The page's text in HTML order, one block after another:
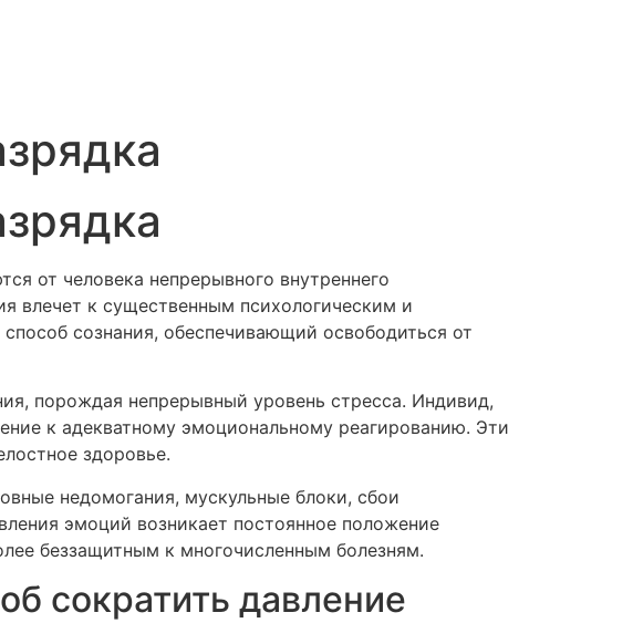
от человека непрерывного внутреннего
влечет к существенным психологическим и
сознания, обеспечивающий освободиться от
порождая непрерывный уровень стресса. Индивид,
к адекватному эмоциональному реагированию. Эти
здоровье.
недомогания, мускульные блоки, сбои
эмоций возникает постоянное положение
беззащитным к многочисленным болезням.
сократить давление